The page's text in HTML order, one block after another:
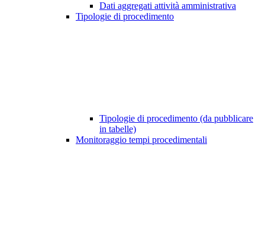
Dati aggregati attività amministrativa
Tipologie di procedimento
Tipologie di procedimento (da pubblicare
in tabelle)
Monitoraggio tempi procedimentali